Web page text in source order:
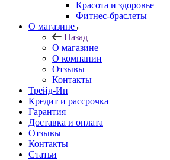
Красота и здоровье
Фитнес-браслеты
О магазине
Назад
О магазине
О компании
Отзывы
Контакты
Трейд-Ин
Кредит и рассрочка
Гарантия
Доставка и оплата
Отзывы
Контакты
Статьи